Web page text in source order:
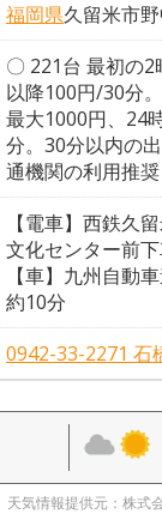
福岡県久留米市
〇 221台 最初の2
以降100円/30分
最大1000円、24
分。30分以内の
通機関の利用推奨
【電車】西鉄久
文化センター前
【車】九州自動
約10分
0942-33-2271 石
天気情報提供元：株式